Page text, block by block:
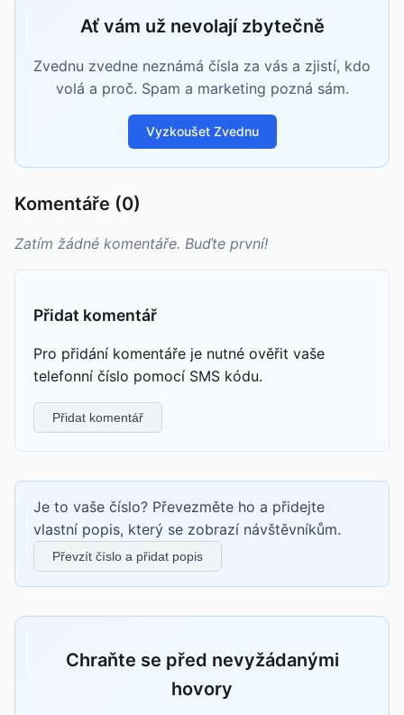
Ať vám už nevolají zbytečně
Zvednu zvedne neznámá čísla za vás a zjistí, kdo
volá a proč. Spam a marketing pozná sám.
Vyzkoušet Zvednu
Komentáře (0)
Zatím žádné komentáře. Buďte první!
Přidat komentář
Pro přidání komentáře je nutné ověřit vaše
telefonní číslo pomocí SMS kódu.
Přidat komentář
Je to vaše číslo? Převezměte ho a přidejte
vlastní popis, který se zobrazí návštěvníkům.
Převzít číslo a přidat popis
Chraňte se před nevyžádanými
hovory